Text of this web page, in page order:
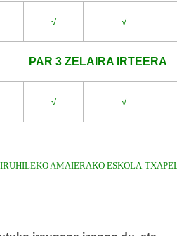
√ √
PAR 3 ZELAIRA IRTEERA
√ √
AMAIERAKO ESKOLA-